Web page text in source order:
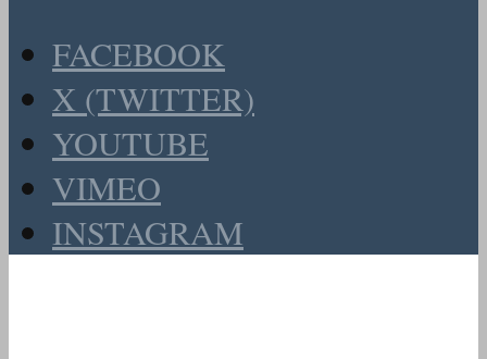
FACEBOOK
X (TWITTER)
YOUTUBE
VIMEO
INSTAGRAM